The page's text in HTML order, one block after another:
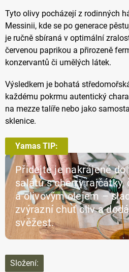
Tyto olivy pocházejí z rodinných
Messinii, kde se po generace
je ručně sbíraná v optimální
červenou paprikou a přirozeně
konzervantů či umělých látek.
Výsledkem je bohatá
každému pokrmu autentický
na mezze talíře nebo jako
sklenice.
Yamas TIP:
Přidejte je nakrájené
salátu s cherry rajčátky,
a olivovým olejem –
zvýrazní chuť oliv a
svěžest.
Složení: